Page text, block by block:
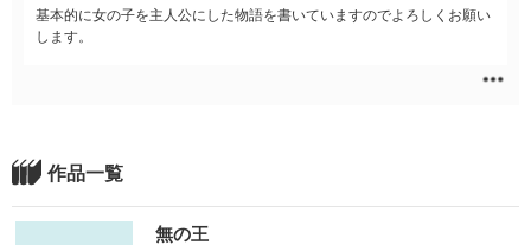
基本的に女の子を主人公にした物語を書いていますのでよろしくお願い
します。
作品一覧
無の王